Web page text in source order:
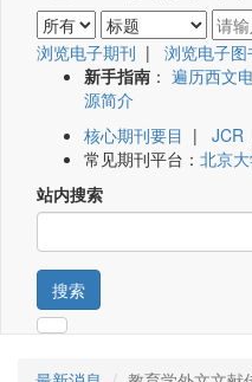
浏览电子期刊 | 浏览电子图
新手指南 ： 遍历西文
源简介
核心期刊要目 | JCR
常见期刊平台： 北京
站内搜索
搜索